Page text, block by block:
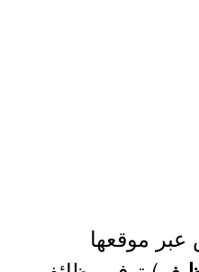
موقعها